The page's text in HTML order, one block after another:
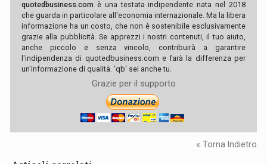
quotedbusiness.com è una testata indipendente nata nel 2018
che guarda in particolare all'economia internazionale. Ma la libera
informazione ha un costo, che non è sostenibile esclusivamente
grazie alla pubblicità. Se apprezzi i nostri contenuti, il tuo aiuto,
anche piccolo e senza vincolo, contribuirà a garantire
l'indipendenza di quotedbusiness.com e farà la differenza per
un'informazione di qualità. 'qb' sei anche tu.
Grazie per il supporto
« Torna Indietro